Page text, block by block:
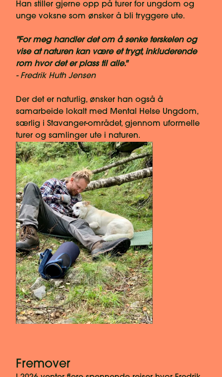
Han stiller gjerne opp på turer for ungdom og
unge voksne som ønsker å bli tryggere ute.
"For meg handler det om å senke terskelen og
vise at naturen kan være et trygt, inkluderende
rom hvor det er plass til alle."
- Fredrik Huth Jensen
Der det er naturlig, ønsker han også å
samarbeide lokalt med Mental Helse Ungdom,
særlig i Stavanger-området, gjennom uformelle
turer og samlinger ute i naturen.
Fremover